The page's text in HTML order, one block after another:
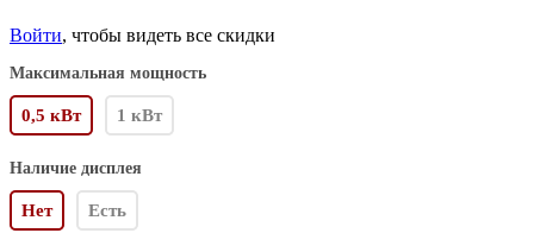
Войти, чтобы видеть все скидки
Максимальная мощность
0,5 кВт 1 кВт
Наличие дисплея
Нет Есть